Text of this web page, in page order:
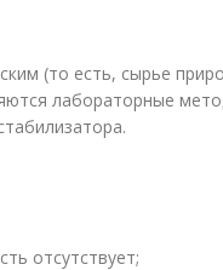
(то есть, сырье
лабораторные
отсутствует;